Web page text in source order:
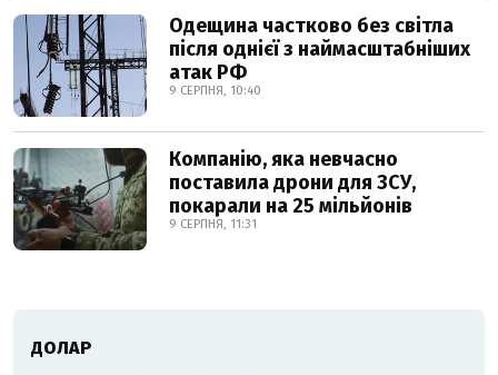
Одещина частково без світла
після однієї з наймасштабніших
атак РФ
9 СЕРПНЯ, 10:40
Компанію, яка невчасно
поставила дрони для ЗСУ,
покарали на 25 мільйонів
9 СЕРПНЯ, 11:31
ДОЛАР